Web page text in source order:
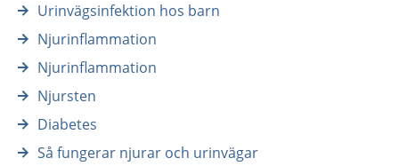
Urinvägsinfektion hos barn
Njurinflammation
Njurinflammation
Njursten
Diabetes
Så fungerar njurar och urinvägar